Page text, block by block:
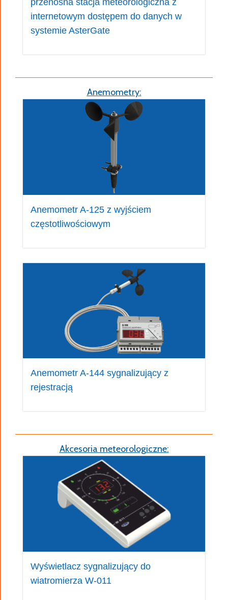
przenośna stacja meteorologiczna z
internetowym dostępem do danych w
systemie AsterGate
Anemometry:
Anemometr A-125 z wyjściem
częstotliwościowym
Anemometr A-144 sygnalizujący z
rejestracją
Akcesoria meteorologiczne:
Wyświetlacz sygnalizujący do
wiatromierza W-011